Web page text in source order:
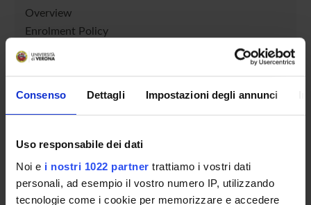
Consenso Dettagli Impostazioni degli annunci
Uso responsabile dei dati
Noi e i nostri 1022 partner trattiamo i vostri dati
personali, ad esempio il vostro numero IP, utilizzando
tecnologie come i cookie per memorizzare e accedere
Overview
Enrolment Policy
Courses
Degree Programme
Faculty staff